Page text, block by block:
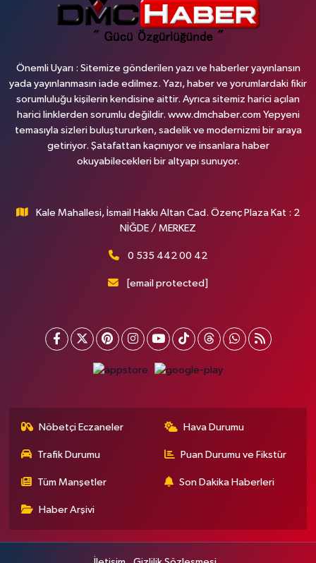
Önemli Uyarı : Sitemize gönderilen yazı ve haberler yayınlansın
yada yayınlanmasın iade edilmez. Yazı, haber ve yorumlardaki fikir
sorumluluğu kişilerin kendisine aittir. Ayrıca sitemiz harici açılan
harici linklerden sorumlu değildir. www.dmchaber.com Yepyeni
temasıyla sizleri buluştururken, sadelik ve modernizmi bir araya
getiriyor. Şatafattan kaçınıyor ve insanlara haber
okuyabilecekleri bir altyapı sunuyor.
Kale Mahallesi, İsmail Hakkı Altan Cad. Özenç Plaza Kat : 2
NİĞDE / MERKEZ
0 535 442 00 42
[email protected]
Nöbetçi Eczaneler Hava Durumu
Trafik Durumu Puan Durumu ve Fikstür
Tüm Manşetler Son Dakika Haberleri
Haber Arşivi